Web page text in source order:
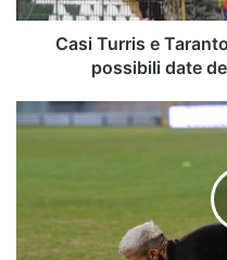
possibili
del
TFN
Casi Turris e
possibili date
Verso
“Franco